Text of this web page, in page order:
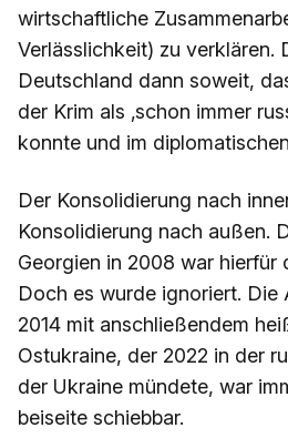
wirtschaftliche
Verlässlichkeit) zu verklären.
Deutschland dann soweit,
der Krim als ‚schon immer
konnte und im
Der Konsolidierung nach
Konsolidierung nach außen.
Georgien in 2008 war hierfür
Doch es wurde ignoriert. Die
2014 mit anschließendem
Ostukraine, der 2022 in der
der Ukraine mündete, war
beiseite schiebbar.